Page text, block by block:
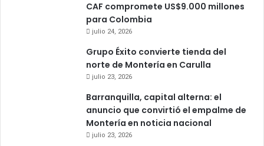
CAF compromete US$9.000 millones
para Colombia
julio 24, 2026
Grupo Éxito convierte tienda del
norte de Montería en Carulla
julio 23, 2026
Barranquilla, capital alterna: el
anuncio que convirtió el empalme de
Montería en noticia nacional
julio 23, 2026